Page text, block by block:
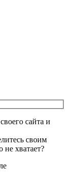
сайта и
своим
не хватает?